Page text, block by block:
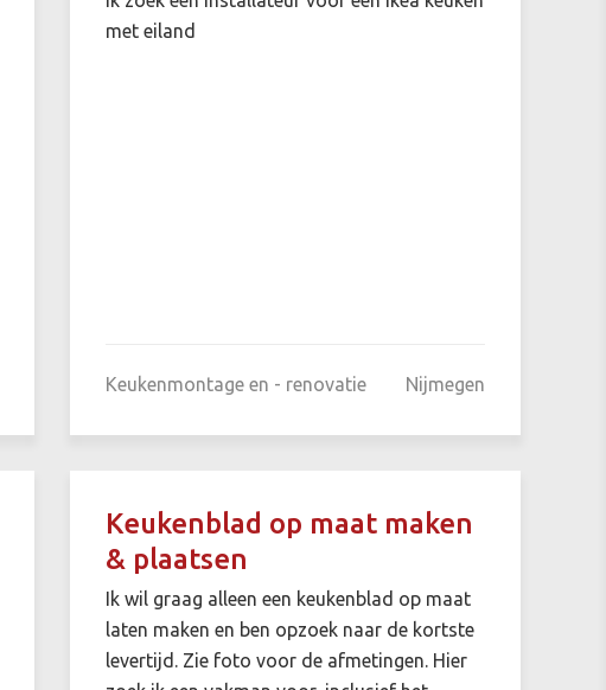
met eiland
Keukenmontage en - renovatie Nijmegen
Keukenblad op maat maken
& plaatsen
Ik wil graag alleen een keukenblad op maat
laten maken en ben opzoek naar de kortste
levertijd. Zie foto voor de afmetingen. Hier